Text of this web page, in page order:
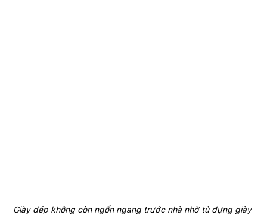
Giày dép không còn ngổn ngang trước nhà nhờ tủ đựng giày